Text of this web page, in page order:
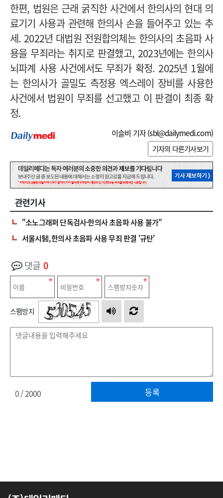
한편, 법원은 근래 굵직한 사건에서 한의사의 현대 의
료기기 사용과 관련해 한의사 손을 들어주고 있는 추
세. 2022년 대법원 전원합의체는 한의사의 초음파 사
용을 무죄라는 취지로 판결했고, 2023년에는 한의사
뇌파계 사용 사건에서도 무죄가 확정. 2025년 1월에
는 한의사가 골밀도 측정용 엑스레이 장비를 사용한
사건에서 법원이 무죄를 선고했고 이 판결이 최종 확
정.
이슬비 기자 (sbl@dailymedi.com)
기자의 다른기사보기
관련기사
"소노그래퍼 단독검사·한의사 초음파 사용 불가"
서울시醫, 한의사 초음파 사용 무죄 판결 '규탄'
댓글 0
스팸방지
등록
0/ 2000